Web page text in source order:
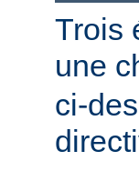
Trois
une
ci-